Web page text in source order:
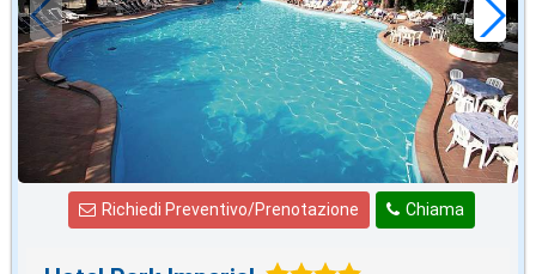
a notte
Chiama
Richiedi Preventivo/Prenotazione